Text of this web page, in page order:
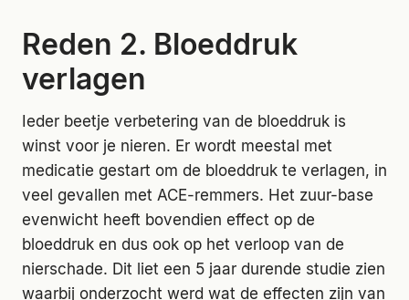
Reden 2. Bloeddruk
verlagen
Ieder beetje verbetering van de bloeddruk is
winst voor je nieren. Er wordt meestal met
medicatie gestart om de bloeddruk te verlagen, in
veel gevallen met ACE-remmers. Het zuur-base
evenwicht heeft bovendien effect op de
bloeddruk en dus ook op het verloop van de
nierschade. Dit liet een 5 jaar durende studie zien
waarbij onderzocht werd wat de effecten zijn van